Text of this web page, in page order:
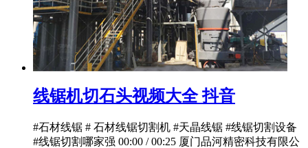
线锯机切石头视频大全 抖音
#石材线锯 # 石材线锯切割机 #天晶线锯 #线锯切割设备
#线锯切割哪家强 00:00 / 00:25 厦门品河精密科技有限公